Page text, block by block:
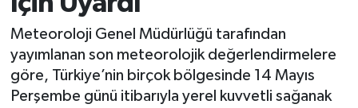
Meteoroloji Genel Müdürlüğü tarafından
yayımlanan son meteorolojik değerlendirmelere
göre, Türkiye’nin birçok bölgesinde 14 Mayıs
Perşembe günü itibarıyla yerel kuvvetli sağanak
Diğer
Dünya
Eğitim
Tüm Manşetler
Son Dakika Haberleri
Haber Arşivi